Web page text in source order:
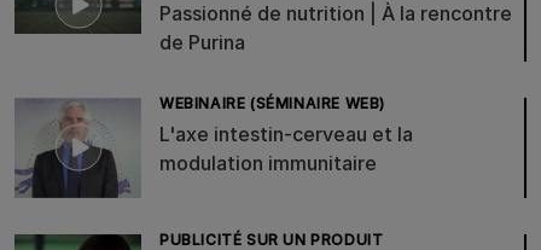
Passionné de nutrition | À la rencontre
de Purina
WEBINAIRE (SÉMINAIRE WEB)
L'axe intestin-cerveau et la
modulation immunitaire
PUBLICITÉ SUR UN PRODUIT